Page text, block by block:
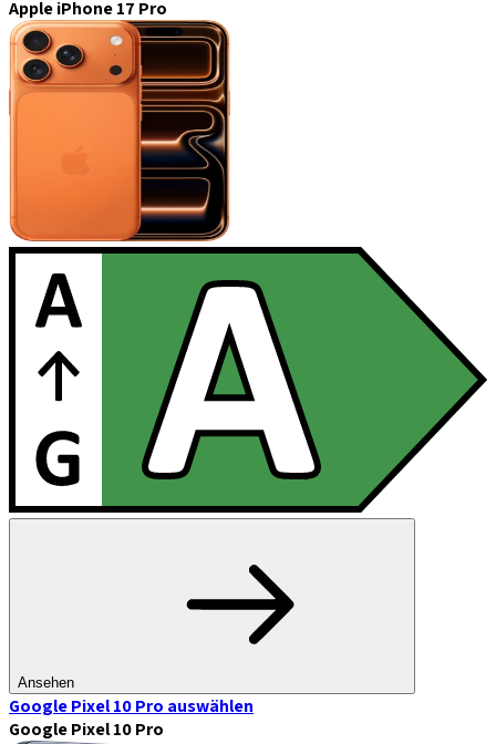
Apple iPhone 17 Pro
Ansehen
Google Pixel 10 Pro auswählen
Google Pixel 10 Pro